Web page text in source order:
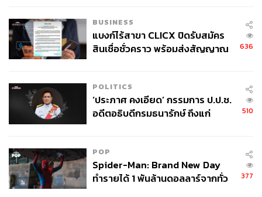
ส่วนเล่มอย่างW Magazine,Golf Digest
ก็กำลัง
หาคนมาซื้อกิจการ ซึ่งVogueเองถึงแม้จะยังเป็นราชินีของ
Condé Nast แต่ในเดือนกรกฎาคมก็มีการประกาศว่าสอง
บรรณาธิการแฟชั่นคนสำคัญของเล่ม โทนนี กู๊ดแมน และ
ให้เห็นการลดต้นทุนของนิตยสาร โดยประเด็นนี้ก็ถูกเชื่อม
โยงกับข่าวลือว่า แอนนา วินทัวร์ กำลังจะลาออก แต่ทางเธอ
กับ Condé Nast ก็ได้ปฏิเสธมาตลอด
ปลายเดือนพฤศจิกายน ทางซีอีโอ บ็อบ เซาเออร์เบิร์ก ของ
Condé Nast ก็ถูกปลดจากตำแหน่ง ซึ่งนักวิจารณ์แฟชั่นหลาย
คนมองว่าแอนนาอาจทนรับการทำงานกับซีอีโอคนอื่นไม่ได้
หากเธอขาดทีมงานคู่บุญในยุครุ่งเรือง และเธอเองโดนปรับ
BUSINESS
แบงก์ไร้สาขา CLICX ปิดรับสมัคร
สินเชื่อชั่วคราว พร้อมส่งสัญญาณ
636
POLITICS
‘ประภาศ คงเอียด’ กรรมการ ป.ป.ช.
อดีตอธิบดีกรมธนารักษ์ ถึงแก่
510
POP
Spider-Man: Brand New Day
ทำรายได้ 1 พันล้านดอลลาร์จากทั่ว
377